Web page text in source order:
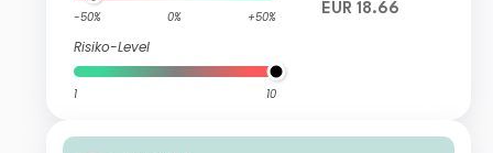
-50% 0% +50%
Risiko-Level
1 10
EUR 18.66